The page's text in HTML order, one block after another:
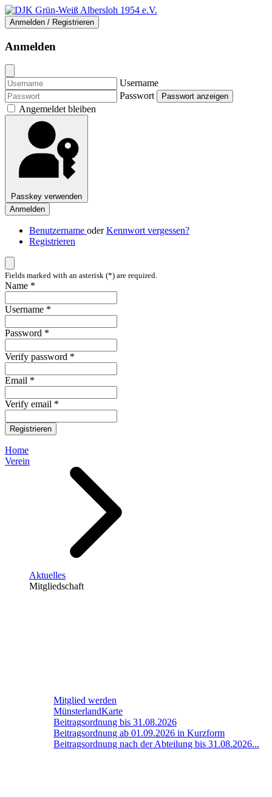
Anmelden / Registrieren
Anmelden
Username
Passwort
Passwort anzeigen
Angemeldet bleiben
Passkey verwenden
Anmelden
Benutzername oderKennwort vergessen?
Registrieren
Fields marked with an asterisk (*) are required.
Name *
Username *
Password *
Verify password *
Email *
Verify email *
Registrieren
Home
Verein
Aktuelles
Mitgliedschaft
Mitglied werden
MünsterlandKarte
Beitragsordnung bis 31.08.2026
Beitragsordnung ab 01.09.2026 in Kurzform
Beitragsordnung nach der Abteilung bis 31.08.2026...